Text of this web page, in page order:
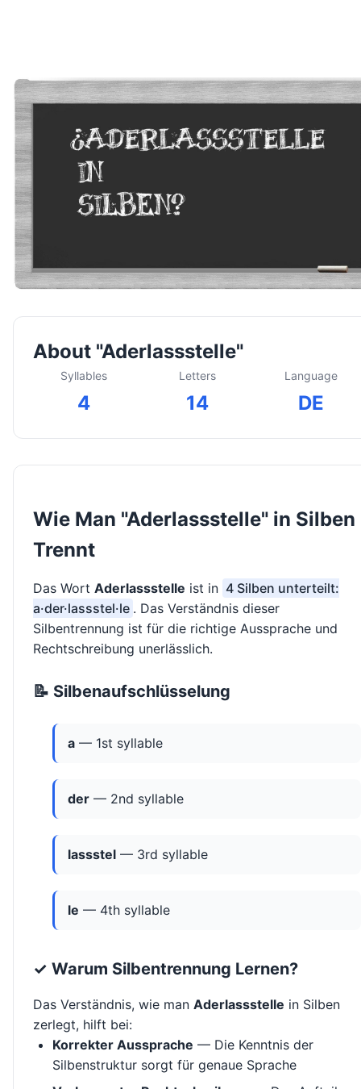
About "Aderlassstelle"
Syllables
4
Letters
14
Language
DE
Wie Man "Aderlassstelle" in Silben
Trennt
Das Wort Aderlassstelle ist in 4 Silben unterteilt:
a·der·lassstel·le . Das Verständnis dieser
Silbentrennung ist für die richtige Aussprache und
Rechtschreibung unerlässlich.
📝 Silbenaufschlüsselung
a — 1st syllable
der — 2nd syllable
lassstel — 3rd syllable
le — 4th syllable
✓ Warum Silbentrennung Lernen?
Das Verständnis, wie man Aderlassstelle in Silben
zerlegt, hilft bei:
Korrekter Aussprache — Die Kenntnis der
Silbenstruktur sorgt für genaue Sprache